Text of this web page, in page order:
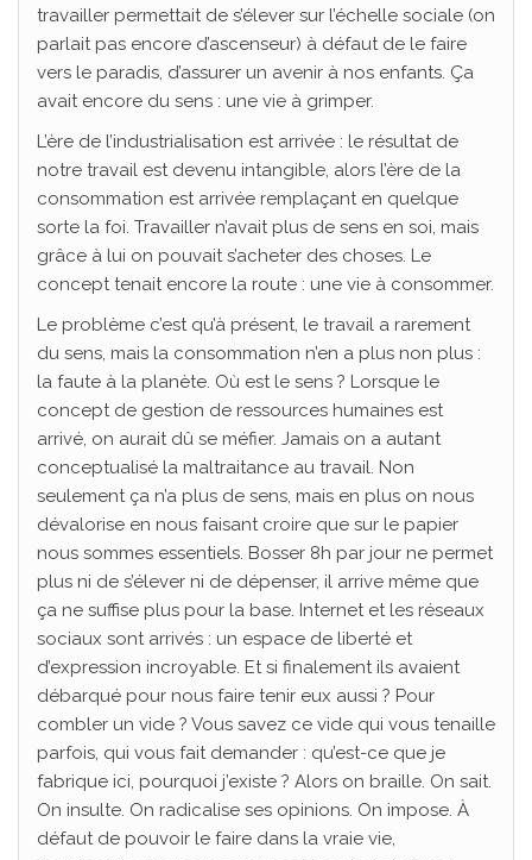
travailler permettait de s’élever sur l’échelle sociale (on
parlait pas encore d’ascenseur) à défaut de le faire
vers le paradis, d’assurer un avenir à nos enfants. Ça
avait encore du sens : une vie à grimper.
L’ère de l’industrialisation est arrivée : le résultat de
notre travail est devenu intangible, alors l’ère de la
consommation est arrivée remplaçant en quelque
sorte la foi. Travailler n’avait plus de sens en soi, mais
grâce à lui on pouvait s’acheter des choses. Le
concept tenait encore la route : une vie à consommer.
Le problème c’est qu’à présent, le travail a rarement
du sens, mais la consommation n’en a plus non plus :
la faute à la planète. Où est le sens ? Lorsque le
concept de gestion de ressources humaines est
arrivé, on aurait dû se méfier. Jamais on a autant
conceptualisé la maltraitance au travail. Non
seulement ça n’a plus de sens, mais en plus on nous
dévalorise en nous faisant croire que sur le papier
nous sommes essentiels. Bosser 8h par jour ne permet
plus ni de s’élever ni de dépenser, il arrive même que
ça ne suffise plus pour la base. Internet et les réseaux
sociaux sont arrivés : un espace de liberté et
d’expression incroyable. Et si finalement ils avaient
débarqué pour nous faire tenir eux aussi ? Pour
combler un vide ? Vous savez ce vide qui vous tenaille
parfois, qui vous fait demander : qu’est-ce que je
fabrique ici, pourquoi j’existe ? Alors on braille. On sait.
On insulte. On radicalise ses opinions. On impose. À
défaut de pouvoir le faire dans la vraie vie,